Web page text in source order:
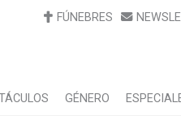
FÚNEBRES
GÉNERO